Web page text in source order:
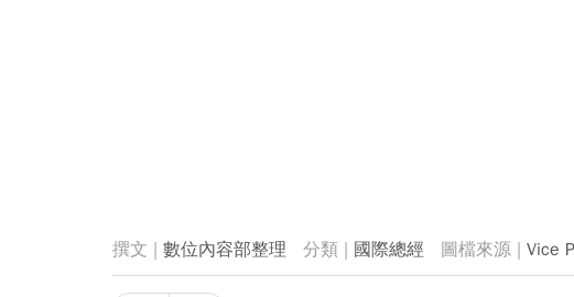
數位內容部整理 國際總經 Vice